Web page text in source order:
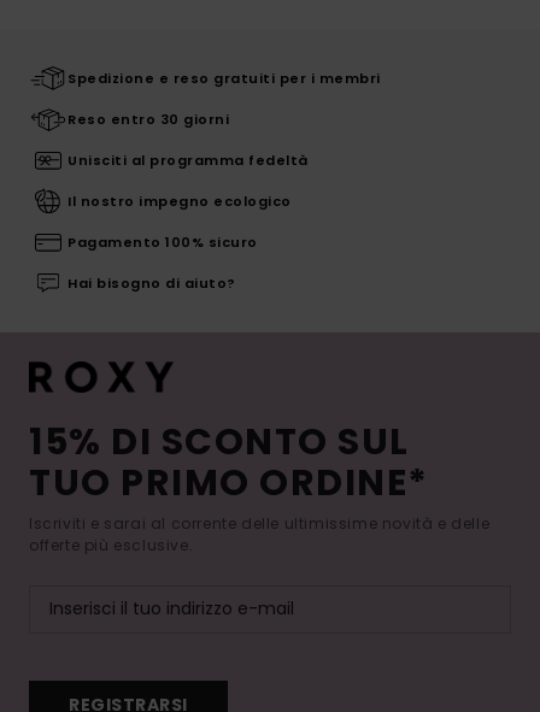
Spedizione e reso gratuiti per i membri
Reso entro 30 giorni
Unisciti al programma fedeltà
Il nostro impegno ecologico
Pagamento 100% sicuro
Hai bisogno di aiuto?
15% DI SCONTO SUL
TUO PRIMO ORDINE*
Iscriviti e sarai al corrente delle ultimissime novità e delle
offerte più esclusive.
REGISTRARSI